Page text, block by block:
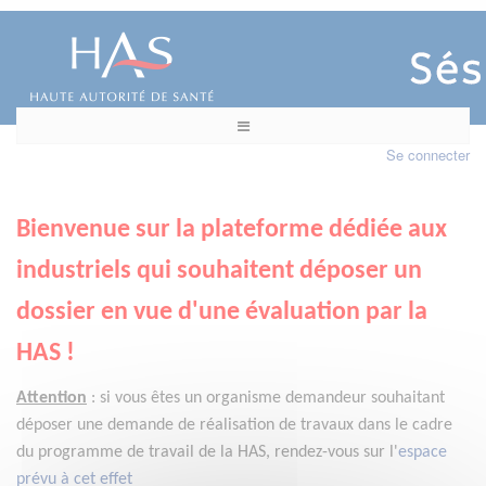
Se connecter
Bienvenue sur la plateforme dédiée aux
industriels qui souhaitent déposer un
dossier en vue d'une évaluation par la
HAS !
Attention : si vous êtes un organisme demandeur souhaitant
déposer une demande de réalisation de travaux dans le cadre
du programme de travail de la HAS, rendez-vous sur l'espace
prévu à cet effet